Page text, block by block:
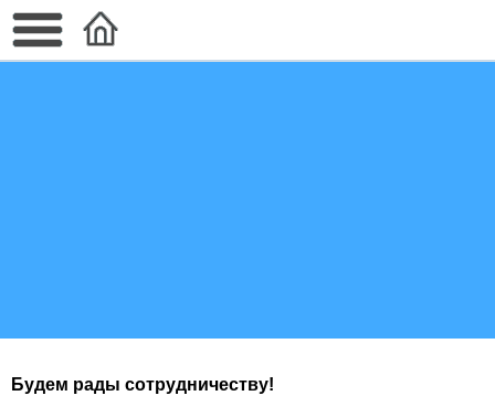
Будем рады сотрудничеству!